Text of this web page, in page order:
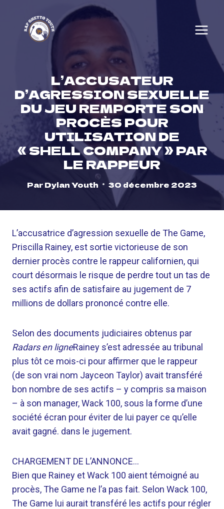
content
L’ACCUSATEUR
D’AGRESSION SEXUELLE
DU JEU REMPORTE SON
PROCÈS POUR
UTILISATION DE
« SHELL COMPANY » PAR
LE RAPPEUR
ParDylan Youth 30 décembre 2023
L’accusatrice d’agression sexuelle de The Game,
Priscilla Rainey, est sortie victorieuse de son
dernier procès contre le rappeur californien, qui
court désormais le risque de perdre tout un tas de
ses actifs afin de satisfaire au jugement de 7
millions de dollars prononcé contre elle.
Selon des documents judiciaires obtenus par
Radars en ligneRainey s’est adressée au tribunal
plus tôt ce mois-ci pour affirmer que le rappeur
(de son vrai nom Jayceon Taylor) avait transféré
bon nombre de ses actifs – y compris sa maison
– à son manager, Wack 100, sous la forme d’une
société écran pour éviter de lui payer ce qu’elle
avait gagné. dans le jugement.
CHARGEMENT DE L’ANNONCE…
Bien que Rainey et Wack 100 aient témoigné au
procès, The Game ne l’a pas fait. Selon Wack 100,
The Game lui aurait transféré les actifs pour régler